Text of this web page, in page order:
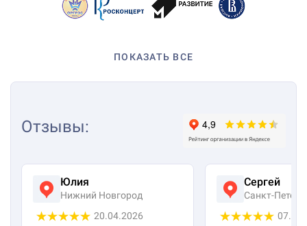
ПОКАЗАТЬ ВСЕ
Отзывы:
Юлия
Нижний Новгород
20.04.2026
Сергей
Санкт-